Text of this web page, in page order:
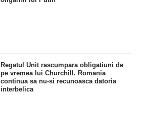
Regatul Unit rascumpara obligatiuni de
pe vremea lui Churchill. Romania
continua sa nu-si recunoasca datoria
interbelica